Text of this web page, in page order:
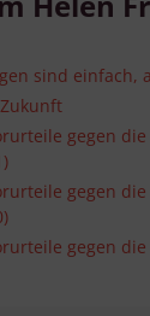
sind einfach,
gegen
gegen
gegen
Besondere